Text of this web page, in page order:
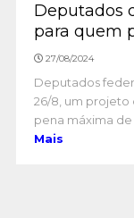
Deputados
para quem
27/08/2024
Deputados
26/8, um projeto
pena máxima
Mais